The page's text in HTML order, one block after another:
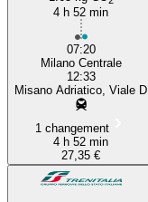
4 h 52 min
07:20
Milano Centrale
12:33
Misano Adriatico, Viale D
1 changement
4 h 52 min
27,35 €